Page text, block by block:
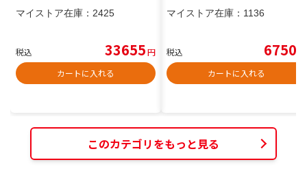
マイストア在庫： 2425
税込 33655円
カートに入れる
マイストア在庫： 1136
税込 6750
カートに入れる
このカテゴリをもっと見る